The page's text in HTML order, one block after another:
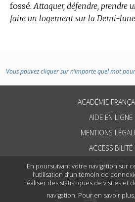
En poursuivant votre navigation sur
l’utilisation d’un témoin de
réaliser des statistiques de visites et
navigation. Pour en savoir plus,
fossé. Attaquer, défendre, prendre
faire un logement sur la Demi-
Vous pouvez cliquer sur n’importe quel mot
ACADÉMIE
AIDE EN LIGNE
MENTIONS
ACCESSIBILITÉ
CONTACTS